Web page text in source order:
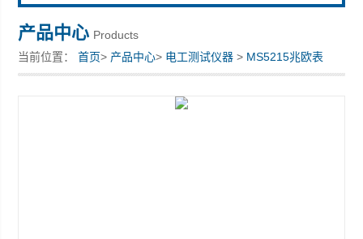
产品中心 Products
当前位置：首页> 产品中心> 电工测试仪器 > MS5215兆欧表